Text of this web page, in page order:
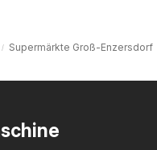
Supermärkte Groß-Enzersdorf